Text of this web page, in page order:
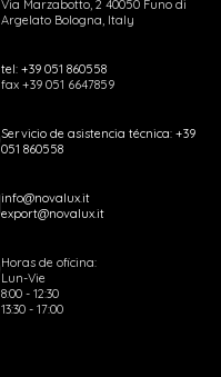
Via Marzabotto, 2 40050 Funo di
Argelato Bologna, Italy
tel: +39 051 860558
fax +39 051 6647859
Servicio de asistencia técnica: +39
051 860558
info@novalux.it
export@novalux.it
Horas de oficina:
Lun-Vie
8:00 - 12:30
13:30 - 17:00